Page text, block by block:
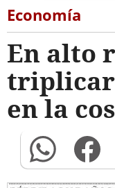
Economía
En alto
en la